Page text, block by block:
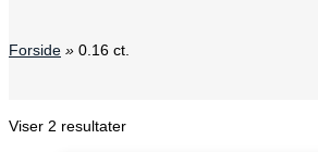
Forside » 0.16 ct.
Viser 2 resultater